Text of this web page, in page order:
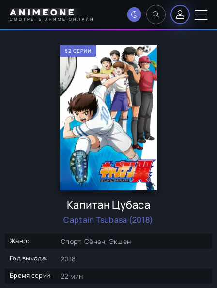
ANIMEONE
СМОТРЕТЬ АНИМЕ ОНЛАЙН
52 СЕРИИ
Капитан Цубаса
Captain Tsubasa (2018)
Жанр: Спорт, Сёнен, Экшен
Год выхода: 2018
Время серии: 22 мин